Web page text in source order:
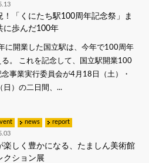
！「くにたち駅100周年記念祭」ま
に歩んだ100年
に開業した国立駅は、今年で100周年
る。 これを記念して、国立駅開業100
念事業実行委員会が4月18日（土）・
日）の二日間、...
news
report
楽しく豊かになる、たましん美術館
クション展